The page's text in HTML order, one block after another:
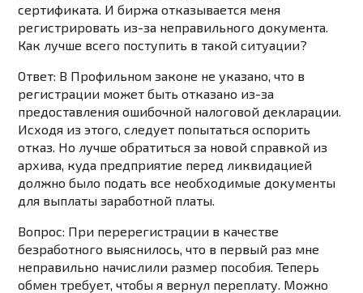
сертификата. И биржа отказывается меня
регистрировать из-за неправильного документа.
Как лучше всего поступить в такой ситуации?
Ответ: В Профильном законе не указано, что в
регистрации может быть отказано из-за
предоставления ошибочной налоговой декларации.
Исходя из этого, следует попытаться оспорить
отказ. Но лучше обратиться за новой справкой из
архива, куда предприятие перед ликвидацией
должно было подать все необходимые документы
для выплаты заработной платы.
Вопрос: При перерегистрации в качестве
безработного выяснилось, что в первый раз мне
неправильно начислили размер пособия. Теперь
обмен требует, чтобы я вернул переплату. Можно